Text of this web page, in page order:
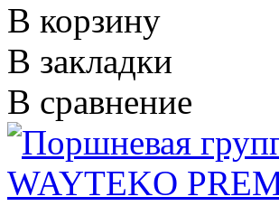
В корзину
В закладки
В сравнение